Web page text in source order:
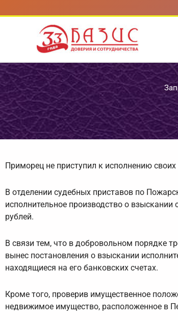
к
содержимому
Приморец не приступил к исполнению
В отделении судебных приставов по
исполнительное производство о
рублей.
В связи тем, что в добровольном порядке
вынес постановления о взыскании
находящиеся на его банковских счетах.
Кроме того, проверив имущественное
недвижимое имущество, расположенное в